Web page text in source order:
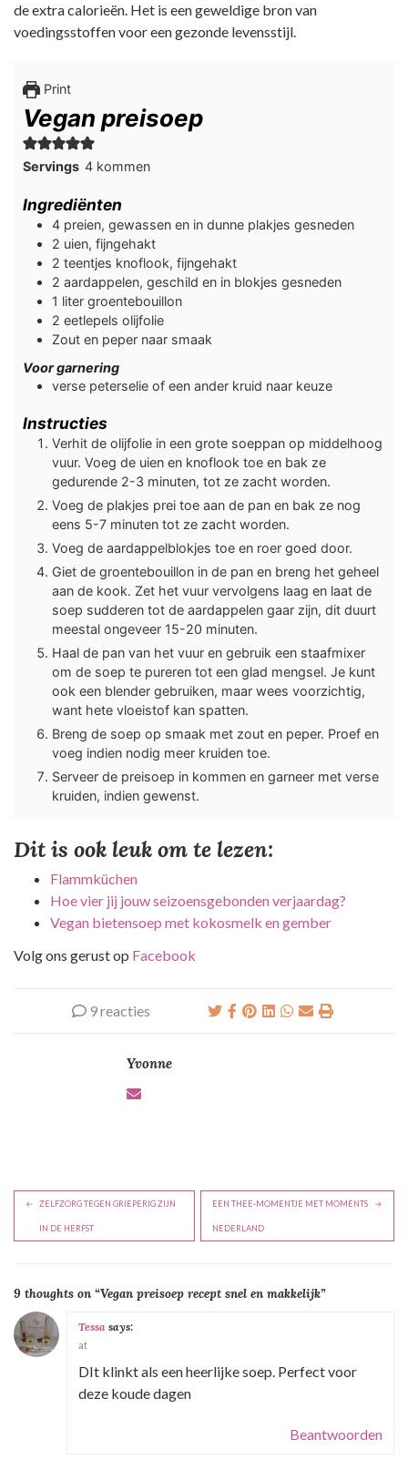
de extra calorieën. Het is een geweldige bron van
voedingsstoffen voor een gezonde levensstijl.
Print
Vegan preisoep
Servings 4 kommen
Ingrediënten
4 preien, gewassen en in dunne plakjes gesneden
2 uien, fijngehakt
2 teentjes knoflook, fijngehakt
2 aardappelen, geschild en in blokjes gesneden
1 liter groentebouillon
2 eetlepels olijfolie
Zout en peper naar smaak
Voor garnering
verse peterselie of een ander kruid naar keuze
Instructies
Verhit de olijfolie in een grote soeppan op middelhoog
vuur. Voeg de uien en knoflook toe en bak ze
gedurende 2-3 minuten, tot ze zacht worden.
Voeg de plakjes prei toe aan de pan en bak ze nog
eens 5-7 minuten tot ze zacht worden.
Voeg de aardappelblokjes toe en roer goed door.
Giet de groentebouillon in de pan en breng het geheel
aan de kook. Zet het vuur vervolgens laag en laat de
soep sudderen tot de aardappelen gaar zijn, dit duurt
meestal ongeveer 15-20 minuten.
Haal de pan van het vuur en gebruik een staafmixer
om de soep te pureren tot een glad mengsel. Je kunt
ook een blender gebruiken, maar wees voorzichtig,
want hete vloeistof kan spatten.
Breng de soep op smaak met zout en peper. Proef en
voeg indien nodig meer kruiden toe.
Serveer de preisoep in kommen en garneer met verse
kruiden, indien gewenst.
Dit is ook leuk om te lezen:
Flammküchen
Hoe vier jij jouw seizoensgebonden verjaardag?
Vegan bietensoep met kokosmelk en gember
Volg ons gerust op Facebook
9 reacties
Yvonne
B
c
h
t
ZELFZORG TEGEN GRIEPERIG ZIJN
IN DE HERFST
EEN THEE-MOMENTJE MET MOMENTS
NEDERLAND
9 thoughts on “Vegan preisoep recept snel en makkelijk”
Tessa says:
at
DIt klinkt als een heerlijke soep. Perfect voor
deze koude dagen
Beantwoorden